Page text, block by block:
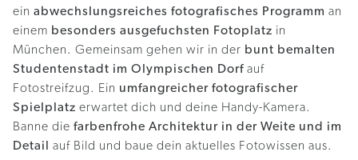
ein abwechslungsreiches fotografisches Programm an
einem besonders ausgefuchsten Fotoplatz in
München. Gemeinsam gehen wir in der bunt bemalten
Studentenstadt im Olympischen Dorf auf
Fotostreifzug. Ein umfangreicher fotografischer
Spielplatz erwartet dich und deine Handy-Kamera. ​
Banne die farbenfrohe Architektur in der Weite und im
Detail auf Bild und baue dein aktuelles Fotowissen aus.